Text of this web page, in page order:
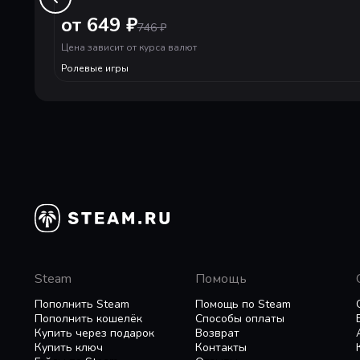
Enhanced Battle System
New elements such as visually dynamic
variety and choice for the player.
от 649 ₽746 ₽
Цена зависит от курса валют
Ролевые игры
Steam
Пополнить Steam
Пополнить кошелёк
Купить через подарок
Купить ключ
Помощь
Помощь по Steam
Способы оплаты
Возврат
Контакты